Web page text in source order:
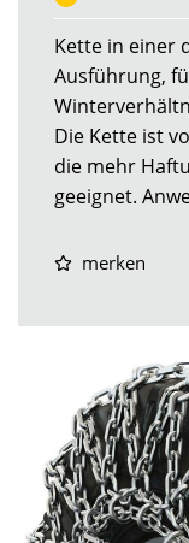
Kette in einer
Ausführung,
Die Kette ist
die mehr
geeignet.
merken